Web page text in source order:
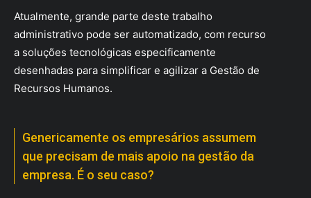
Atualmente, grande parte deste trabalho
administrativo pode ser automatizado, com recurso
a soluções tecnológicas especificamente
desenhadas para simplificar e agilizar a Gestão de
Recursos Humanos.
Genericamente os empresários assumem
que precisam de mais apoio na gestão da
empresa. É o seu caso?